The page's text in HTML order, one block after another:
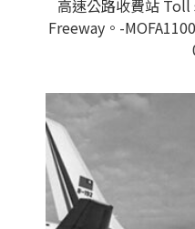
高速公路收費站
Freeway。-